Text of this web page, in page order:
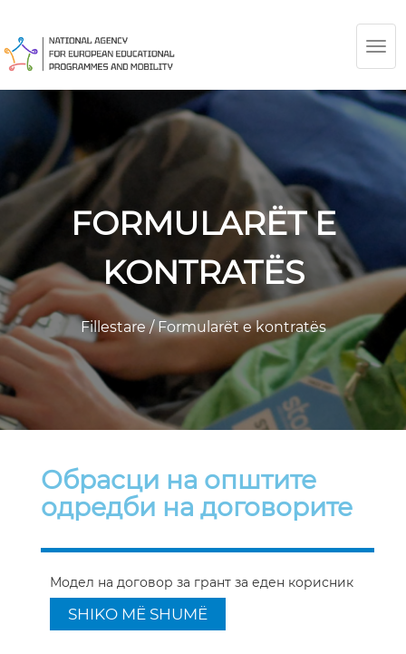
FORMULARËT E
KONTRATËS
Fillestare/Formularët e kontratës
Обрасци на општите
одредби на договорите
Модел на договор за грант за еден корисник
SHIKO MË SHUMË